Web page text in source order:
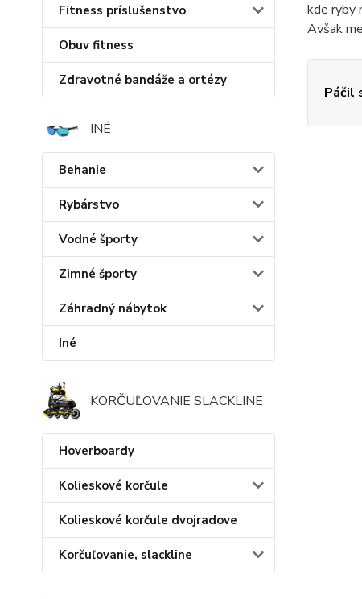
Fitness príslušenstvo
Obuv fitness
Zdravotné bandáže a ortézy
INÉ
Behanie
Rybárstvo
Vodné športy
Zimné športy
Záhradný nábytok
Iné
KORČUĽOVANIE SLACKLINE
Hoverboardy
Kolieskové korčule
Kolieskové korčule dvojradove
Korčuľovanie, slackline
kde ryby
Avšak
Páčil